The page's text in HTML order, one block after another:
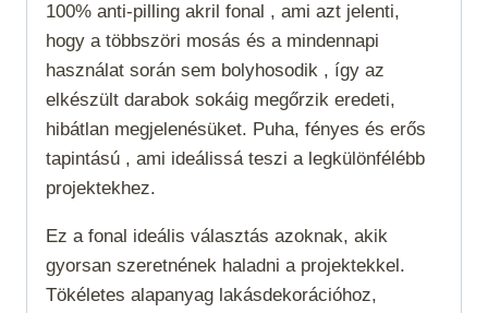
100% anti-pilling akril fonal , ami azt jelenti,
hogy a többszöri mosás és a mindennapi
használat során sem bolyhosodik , így az
elkészült darabok sokáig megőrzik eredeti,
hibátlan megjelenésüket. Puha, fényes és erős
tapintású , ami ideálissá teszi a legkülönfélébb
projektekhez.
Ez a fonal ideális választás azoknak, akik
gyorsan szeretnének haladni a projektekkel.
Tökéletes alapanyag lakásdekorációhoz,